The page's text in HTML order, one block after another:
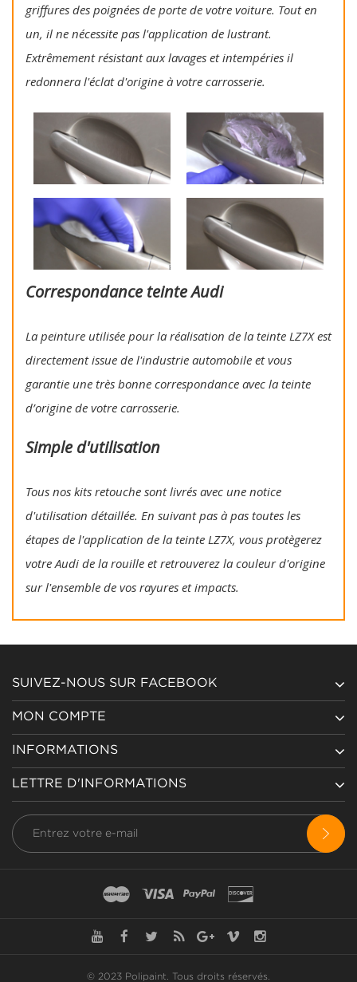
griffures des poignées de porte de votre voiture. Tout en
un, il ne nécessite pas l'application de lustrant.
Extrêmement résistant aux lavages et intempéries il
redonnera l'éclat d'origine à votre carrosserie.
Correspondance teinte Audi
La peinture utilisée pour la réalisation de la teinte LZ7X est
directement issue de l'industrie automobile et vous
garantie une très bonne correspondance avec la teinte
d’origine de votre carrosserie.
Simple d'utilisation
Tous nos kits retouche sont livrés avec une notice
d'utilisation détaillée. En suivant pas à pas toutes les
étapes de l'application de la teinte LZ7X, vous protègerez
votre Audi de la rouille et retrouverez la couleur d'origine
sur l'ensemble de vos rayures et impacts.
SUIVEZ-NOUS SUR FACEBOOK
MON COMPTE
INFORMATIONS
LETTRE D'INFORMATIONS
© 2023 Polipaint. Tous droits réservés.